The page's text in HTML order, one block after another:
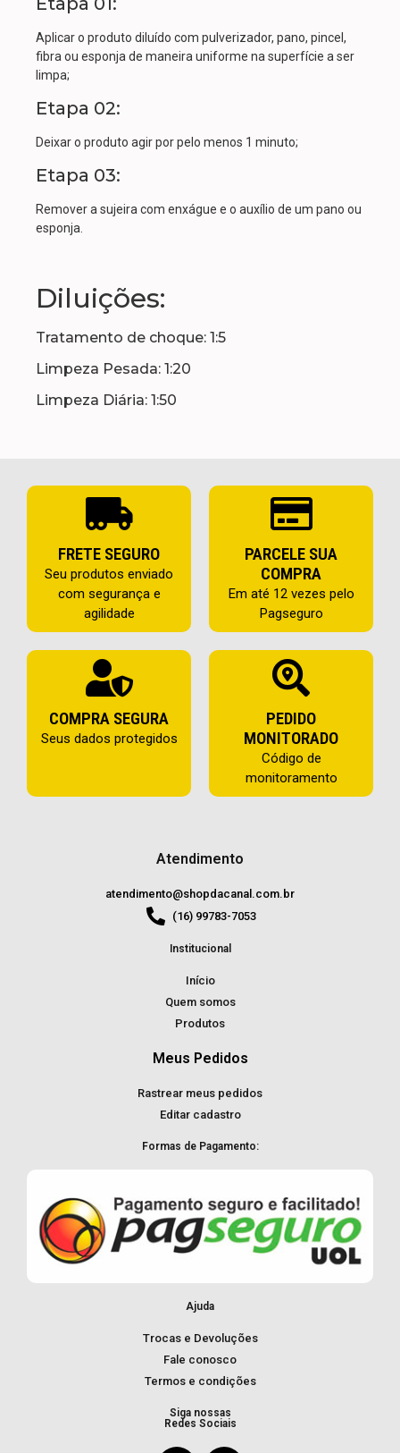
Aplicar o produto diluído com pulverizador, pano, pincel,
fibra ou esponja de maneira uniforme na superfície a ser
limpa;
Etapa 02:
Deixar o produto agir por pelo menos 1 minuto;
Etapa 03:
Remover a sujeira com enxágue e o auxílio de um pano ou
esponja.
Diluições:
Tratamento de choque: 1:5
Limpeza Pesada: 1:20
Limpeza Diária: 1:50
FRETE SEGURO
Seu produtos enviado
com segurança e
agilidade
PARCELE SUA
COMPRA
Em até 12 vezes pelo
Pagseguro
COMPRA SEGURA
Seus dados protegidos
PEDIDO
MONITORADO
Código de
monitoramento
Atendimento
atendimento@shopdacanal.com.br
(16) 99783-7053
Institucional
Início
Quem somos
Produtos
Meus Pedidos
Rastrear meus pedidos
Editar cadastro
Formas de Pagamento:
Ajuda
Trocas e Devoluções
Fale conosco
Termos e condições
Siga nossas
Redes Sociais